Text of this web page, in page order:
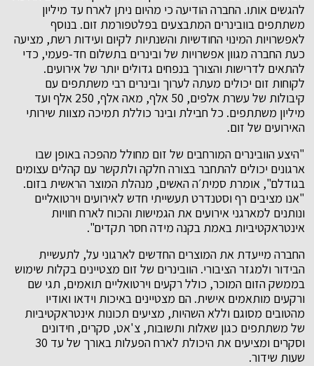
להגשים אותו. החברה הודיעה כי מהיום ניתן לארח עד מיליון
משתתפים בוובינרים המתבצעים בפלטפורמת זום. בנוסף
לאפשרויות המינוי החודשיות והשנתיות לקיום ועידות רשת, מציעה
כעת החברה מגוון אפשרויות של ובינרים בתשלום חד-פעמי, כדי
להתאים לדרישות והצורך בנפחים גדולים יותר של אירועים.
לקוחות זום יכולים מעתה לערוך ובינרים רבי משתתפים עם
קיבולות של עשרת אלפים, 50 אלף, מאה אלף, 250 אלף ועד
מיליון משתתפים. כל חבילת ובינר כוללת תמיכה מצוות שירותי
האירועים של זום.
"היצע הוובינרים המורחבים של זום מחולל מהפכה באופן שבו
ארגונים יכולים להתחבר בצורה חלקה ולתקשר עם קהלים עצומים
בגודלם", אומרת סמית׳ה האשים, מנהלת המוצר הראשית בזום.
"אנו מציבים רף וסטנדרט תעשייתי חדש לאירועים וירטואליים
ונותנים למארגני אירועים את הגמישות והכוח לארח חוויות
אינטראקטיביות באמת בקנה מידה חסר תקדים".
החברה מייעדת את המוצרים החדשים לארגוני על, לתעשיית
הבידור ולמגזר הציבורי. הוובינרים של זום מצטיינים בקלות שימוש
בממשק הזום המוכר, כולל רקעים וירטואליים תואמים, תגי שם
ורקעים מותאמים אישית. הם מצטיינים באיכות וידאו ואודיו
מהטובים מסוגם וללא השהיות, מציעים תכונות אינטראקטיביות
של משתתפים כגון שאלות ותשובות, צ'אט, סקרים, חידונים
וסקרים ומציעים את היכולת לארח הפעלות באורך של עד 30
שעות שידור.